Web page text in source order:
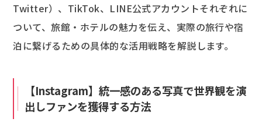
Twitter）、TikTok、LINE公式アカウントそれぞれに
ついて、旅館・ホテルの魅力を伝え、実際の旅行や宿
泊に繋げるための具体的な活用戦略を解説します。
【Instagram】統一感のある写真で世界観を演
出しファンを獲得する方法